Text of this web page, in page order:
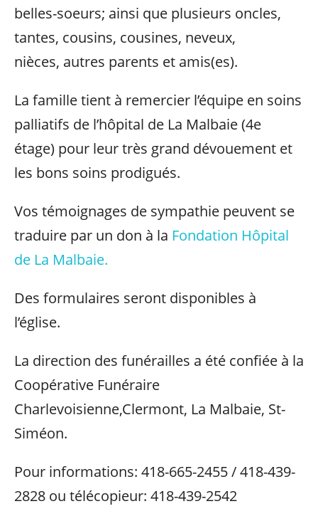
belles-soeurs; ainsi que plusieurs oncles,
tantes, cousins, cousines, neveux,
nièces, autres parents et amis(es).
La famille tient à remercier l’équipe en soins
palliatifs de l’hôpital de La Malbaie (4e
étage) pour leur très grand dévouement et
les bons soins prodigués.
Vos témoignages de sympathie peuvent se
traduire par un don à la Fondation Hôpital
de La Malbaie.
Des formulaires seront disponibles à
l’église.
La direction des funérailles a été confiée à la
Coopérative Funéraire
Charlevoisienne,Clermont, La Malbaie, St-
Siméon.
Pour informations: 418-665-2455 / 418-439-
2828 ou télécopieur: 418-439-2542